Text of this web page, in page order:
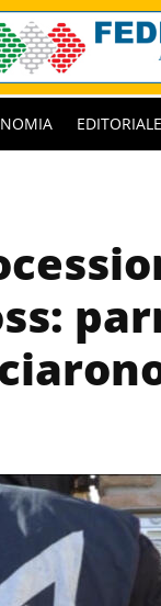
EDITORIALE